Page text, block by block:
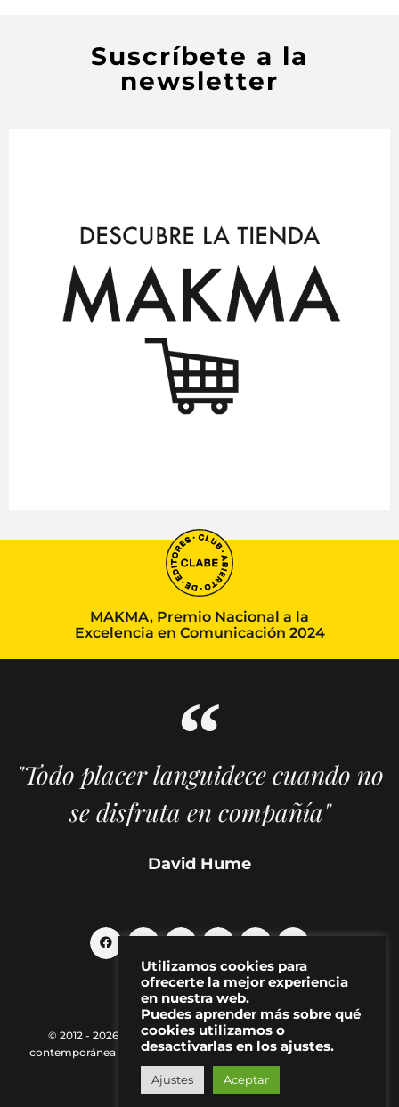
Suscríbete a la
newsletter
MAKMA, Premio Nacional a la
Excelencia en Comunicación 2024
"Todo placer languidece cuando no
se disfruta en compañía"
David Hume
© 2012 - 2026 MAKMA | Revista de artes visuales y cultura
contemporánea |
Política de Privacidad| Aviso Legal|Contacto
Utilizamos cookies para
ofrecerte la mejor experiencia
en nuestra web.
Puedes aprender más sobre qué
cookies utilizamos o
desactivarlas en los ajustes.
Ajustes Aceptar